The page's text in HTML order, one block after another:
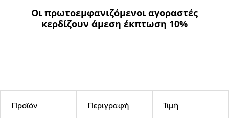
Οι πρωτοεμφανιζόμενοι αγοραστές
κερδίζουν άμεση έκπτωση 10%
Προϊόν Περιγραφή Τιμή